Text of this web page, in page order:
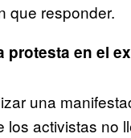
que responder.
en el
una
activistas no